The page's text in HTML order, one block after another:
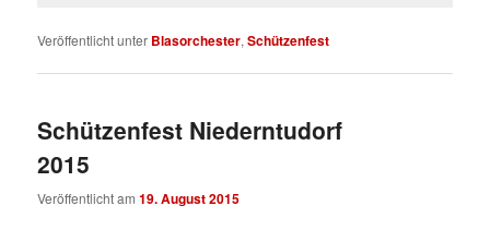
Veröffentlicht unter Blasorchester,Schützenfest
Schützenfest Niederntudorf
2015
Veröffentlicht am19. August 2015